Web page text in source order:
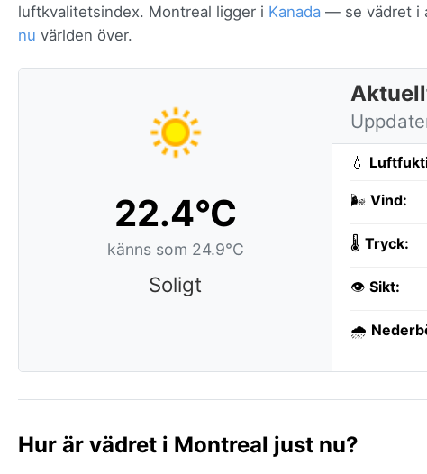
luftkvalitetsindex. Montreal ligger i Kanada — se vädret i
nu världen över.
22.4°C
känns som 24.9°C
Soligt
💧
🌬️ Vind:
🌡️ Tryck:
👁️ Sikt:
🌧️
Hur är vädret i Montreal just nu?